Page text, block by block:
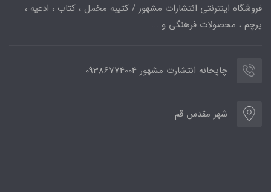
فروشگاه اینترنتی انتشارات مشهور / کتیبه مخمل ، کتاب ، ادعیه ،
پرچم ، محصولات فرهنگی و ...
چاپخانه انتشارت مشهور 09386774004
شهر مقدس قم